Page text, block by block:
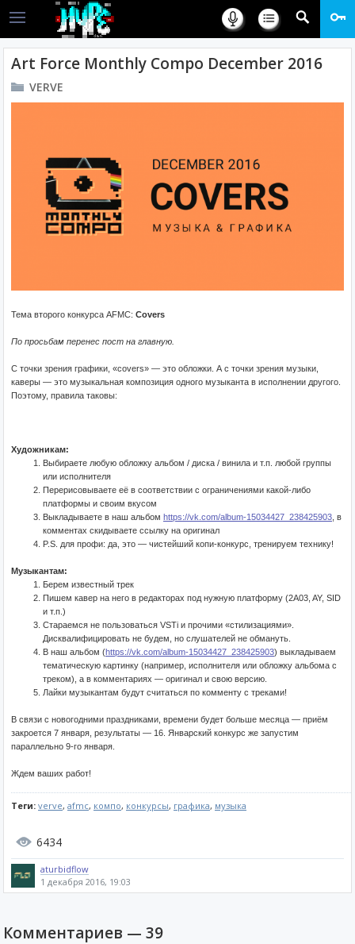
Art Force Monthly Compo December 2016
VERVE
Тема второго конкурса AFMC: Covers
По просьбам перенес пост на главную.
С точки зрения графики, «covers» — это обложки. А с точки зрения музыки,
каверы — это музыкальная композиция одного музыканта в исполнении другого.
Поэтому, правила таковы:
Художникам:
Выбираете любую обложку альбом / диска / винила и т.п. любой группы
или исполнителя
Перерисовываете её в соответствии с ограничениями какой-либо
платформы и своим вкусом
Выкладываете в наш альбом https://vk.com/album-15034427_238425903 , в
комментах скидываете ссылку на оригинал
P.S. для профи: да, это — чистейший копи-конкурс, тренируем технику!
Музыкантам:
Берем известный трек
Пишем кавер на него в редакторах под нужную платформу (2A03, AY, SID
и т.п.)
Стараемся не пользоваться VSTi и прочими «стилизациями».
Дисквалифицировать не будем, но слушателей не обмануть.
В наш альбом (https://vk.com/album-15034427_238425903) выкладываем
тематическую картинку (например, исполнителя или обложку альбома с
треком), а в комментариях — оригинал и свою версию.
Лайки музыкантам будут считаться по комменту с треками!
В связи с новогодними праздниками, времени будет больше месяца — приём
закроется 7 января, результаты — 16. Январский конкурс же запустим
параллельно 9-го января.
Ждем ваших работ!
Теги: verve, afmc, компо, конкурсы, графика, музыка
6434
aturbidflow
1 декабря 2016, 19:03
Комментариев — 39